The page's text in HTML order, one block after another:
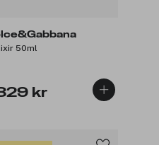
50ml
kr